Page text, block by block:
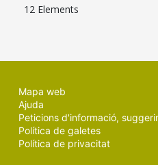
12 Elements
Mapa web
Ajuda
Peticions d'informació,
Política de galetes
Política de privacitat